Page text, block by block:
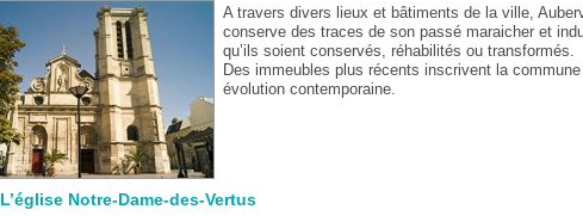
A travers divers lieux et bâtiments de la ville,
conserve des traces de son passé maraicher et
qu’ils soient conservés, réhabilités ou transformés.
Des immeubles plus récents inscrivent la
évolution contemporaine.
L’église Notre-Dame-des-Vertus